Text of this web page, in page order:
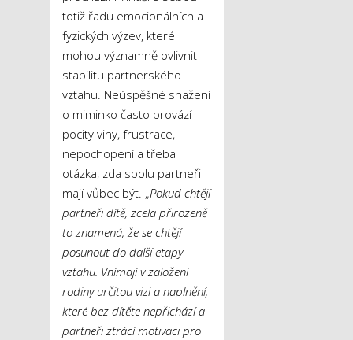
totiž řadu emocionálních a
fyzických výzev, které
mohou významně ovlivnit
stabilitu partnerského
vztahu. Neúspěšné snažení
o miminko často provází
pocity viny, frustrace,
nepochopení a třeba i
otázka, zda spolu partneři
mají vůbec být. „Pokud chtějí
partneři dítě, zcela přirozeně
to znamená, že se chtějí
posunout do další etapy
vztahu. Vnímají v založení
rodiny určitou vizi a naplnění,
které bez dítěte nepřichází a
partneři ztrácí motivaci pro